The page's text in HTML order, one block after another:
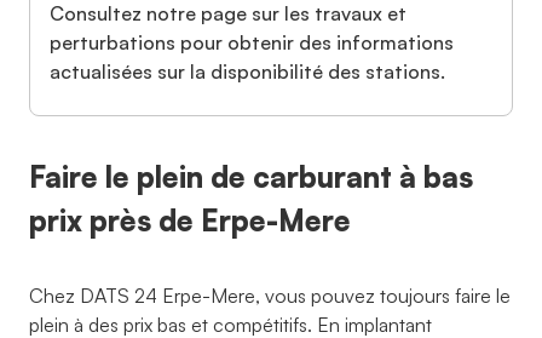
Consultez notre page sur les travaux et
perturbations pour obtenir des informations
actualisées sur la disponibilité des stations.
Faire le plein de carburant à bas
prix près de Erpe-Mere
Chez DATS 24 Erpe-Mere, vous pouvez toujours faire le
plein à des prix bas et compétitifs. En implantant